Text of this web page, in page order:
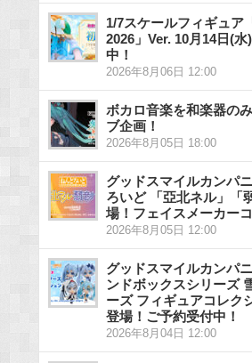
1/7スケールフィギュア
2026」Ver. 10月14日(
中！
2026年8月06日 12:00
ボカロ音楽を和楽器の
ブ企画！
2026年8月05日 18:00
グッドスマイルカンパ
ろいど 「亞北ネル」「
場！フェイスメーカー
2026年8月05日 12:00
グッドスマイルカンパ
ンドボックスシリーズ
ーズ フィギュアコレク
登場！ご予約受付中！
2026年8月04日 12:00